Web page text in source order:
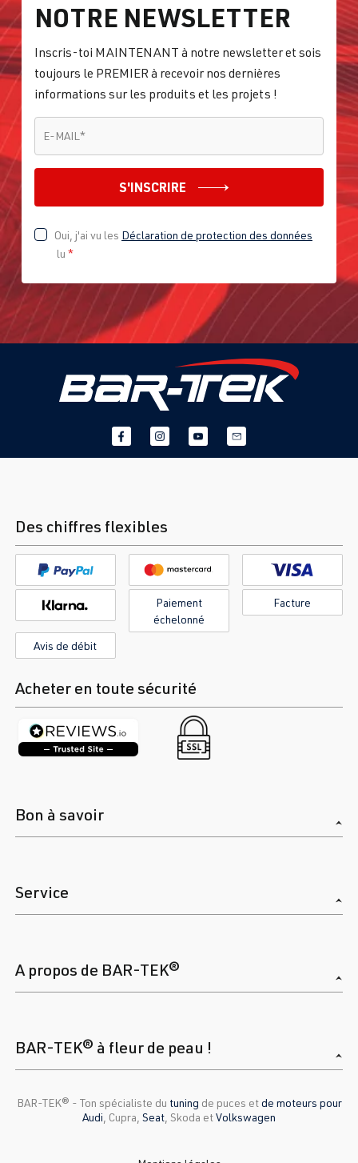
NOTRE NEWSLETTER
Inscris-toi MAINTENANT à notre newsletter et sois
toujours le PREMIER à recevoir nos dernières
informations sur les produits et les projets !
E-MAIL *
S'INSCRIRE
Oui, j'ai vu les Déclaration de protection des données
lu *
Des chiffres flexibles
Paiement
échelonné
Facture
Avis de débit
Acheter en toute sécurité
Bon à savoir
Service
A propos de BAR-TEK®
BAR-TEK® à fleur de peau !
BAR-TEK®️ - Ton spécialiste du tuning de puces etde moteurs pour
Audi , Cupra, Seat , Skoda etVolkswagen